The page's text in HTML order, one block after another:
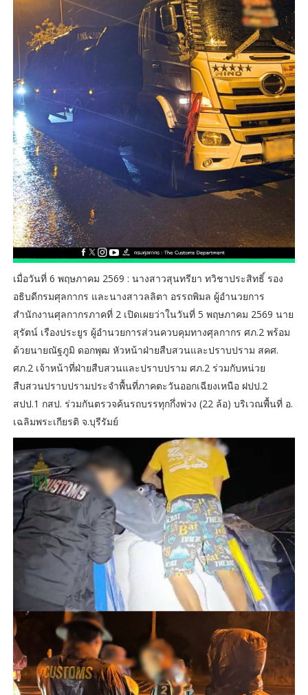
เมื่อวันที่ 6 พฤษภาคม 2569 : นางสาวสุนทรียา ทวิชาประสิทธิ์ รอง
อธิบดีกรมศุลกากร และนางสาวลลิตา อรรถพิมล ผู้อำนวยการ
สำนักงานศุลกากรภาคที่ 2 เปิดเผยว่าในวันที่ 5 พฤษภาคม 2569 นาย
สุรัตน์ เรืองประยูร ผู้อำนวยการส่วนควบคุมทางศุลกากร ศภ.2 พร้อม
ด้วยนายณัฐภูมิ ดอกพุฒ หัวหน้าฝ่ายสืบสวนและปราบปราม สคศ.
ศภ.2 เจ้าหน้าที่ฝ่ายสืบสวนและปราบปราม ศภ.2 ร่วมกับหน่วย
สืบสวนปราบปรามประจำพื้นที่ภาคตะวันออกเฉียงเหนือ ฝปป.2
สปป.1 กสป. ร่วมกันตรวจค้นรถบรรทุกกึ่งพ่วง (22 ล้อ) บริเวณพื้นที่ อ.
เฉลิมพระเกียรติ จ.บุรีรัมย์